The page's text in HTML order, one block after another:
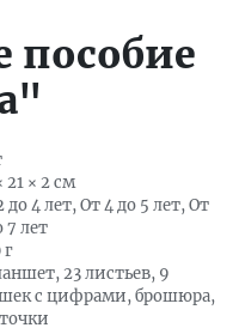
пособие
21 × 2 см
до 4 лет, От 4 до 5 лет, От
7 лет
г
23 листьев, 9
с цифрами, брошюра,